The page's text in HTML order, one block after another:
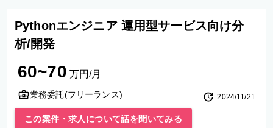
け分
Pythonエンジニア 運用型サービス向け分
析/開発
60~70 万円/月
業務委託(フリーランス) 2024/11/21
この案件・求人について話を聞いてみる